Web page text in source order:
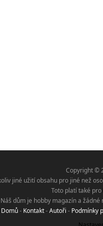
Copyright ©
jiné užití obsahu pro jiné než
Toto platí také pro
Náš dům je hobby magazín a
Domů- Kontakt-Autoři - Podmínky